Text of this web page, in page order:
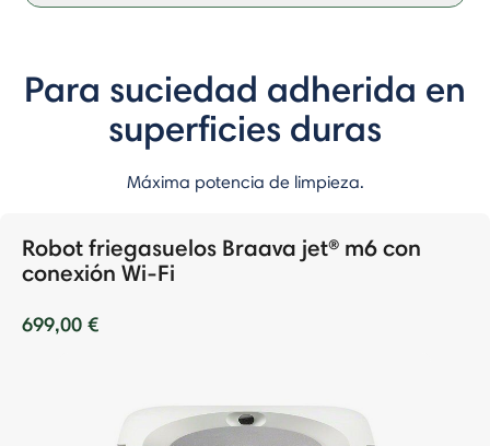
Para suciedad adherida en
superficies duras
Máxima potencia de limpieza.
Robot friegasuelos Braava jet® m6 con
conexión Wi-Fi
699,00 €